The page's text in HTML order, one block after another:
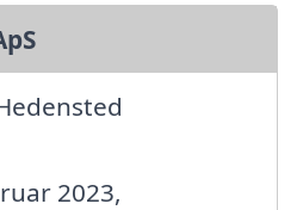
2023,